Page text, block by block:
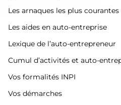
Les arnaques les plus courantes
Les aides en auto-entreprise
Lexique de l’auto-entrepreneur
Cumul d’activités et auto-
Vos formalités INPI
Vos démarches